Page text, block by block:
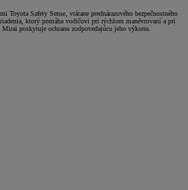
Toyota Safety Sense, vrátane prednárazového bezpečnostného
ktorý pomáha vodičovi pri rýchlom manévrovaní a pri
poskytuje ochranu zodpovedajúcu jeho výkonu.